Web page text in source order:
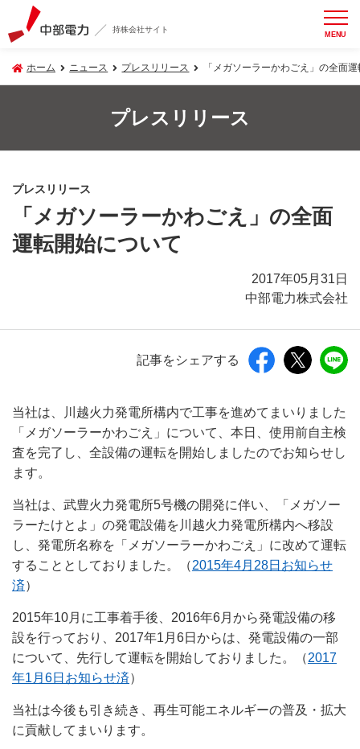
持株会社サイト MENU
ホーム ニュース プレスリリース 「メガソーラーかわごえ」の全面
プレスリリース
プレスリリース
「メガソーラーかわごえ」の全面
運転開始について
2017年05月31日
中部電力株式会社
記事をシェアする
当社は、川越火力発電所構内で工事を進めてまいりました
「メガソーラーかわごえ」について、本日、使用前自主検
査を完了し、全設備の運転を開始しましたのでお知らせし
ます。
当社は、武豊火力発電所5号機の開発に伴い、「メガソー
ラーたけとよ」の発電設備を川越火力発電所構内へ移設
し、発電所名称を「メガソーラーかわごえ」に改めて運転
することとしておりました。（2015年4月28日お知らせ
済）
2015年10月に工事着手後、2016年6月から発電設備の移
設を行っており、2017年1月6日からは、発電設備の一部
について、先行して運転を開始しておりました。（2017
年1月6日お知らせ済）
当社は今後も引き続き、再生可能エネルギーの普及・拡大
に貢献してまいります。